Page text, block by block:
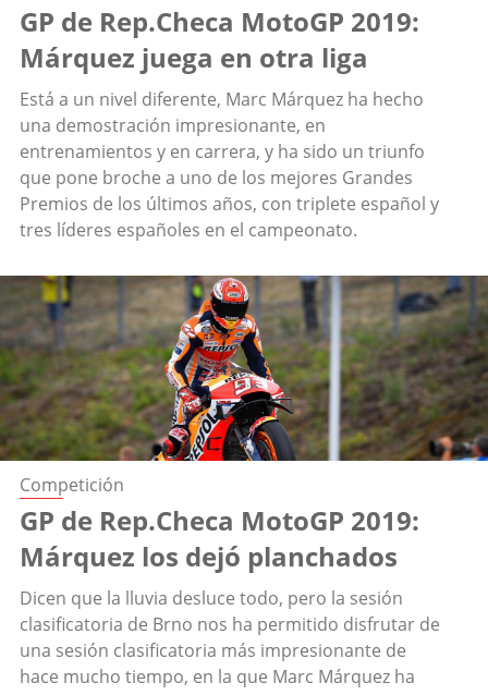
GP de Rep.Checa MotoGP 2019:
Márquez juega en otra liga
Está a un nivel diferente, Marc Márquez ha hecho
una demostración impresionante, en
entrenamientos y en carrera, y ha sido un triunfo
que pone broche a uno de los mejores Grandes
Premios de los últimos años, con triplete español y
tres líderes españoles en el campeonato.
Competición
GP de Rep.Checa MotoGP 2019:
Márquez los dejó planchados
Dicen que la lluvia desluce todo, pero la sesión
clasificatoria de Brno nos ha permitido disfrutar de
una sesión clasificatoria más impresionante de
hace mucho tiempo, en la que Marc Márquez ha